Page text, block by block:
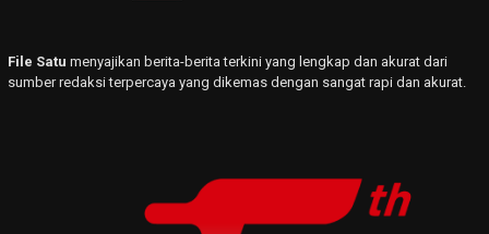
File Satu menyajikan berita-berita terkini yang lengkap dan akurat dari
sumber redaksi terpercaya yang dikemas dengan sangat rapi dan akurat.